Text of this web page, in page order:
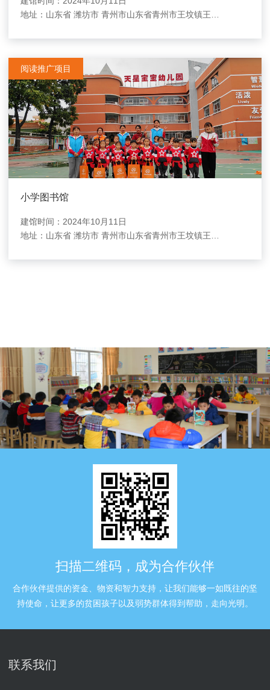
地址：
阅读推广项目
小学图书馆
建馆时间：2024年10月11日
地址：
扫描二维码，成为合作伙伴
合作伙伴提供的资金、物资和智力支持，让我们能够一如既往的坚
持使命，让更多的贫困孩子以及弱势群体得到帮助，走向光明。
联系我们